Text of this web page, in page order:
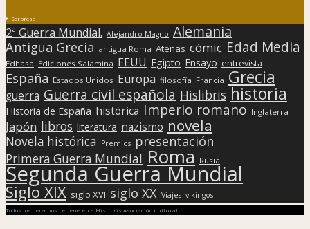
Sorpresa
2ª Guerra Mundial. Alejandro Magno Alemania
Antigua Grecia antigua Roma Atenas cómic Edad Media
Edhasa Ediciones Salamina EEUU Egipto Ensayo entrevista
España Estados Unidos Europa filosofía Francia Grecia
guerra Guerra civil española Hislibris historia
Historia de España histórica Imperio romano Inglaterra
Japón libros literatura nazismo novela
Novela histórica Premios presentación
Primera Guerra Mundial Roma Rusia
Segunda Guerra Mundial
Siglo XIX siglo XVI siglo XX Viajes vikingos
Todos los derechos pertenecen a Hislibris Asociación cultural